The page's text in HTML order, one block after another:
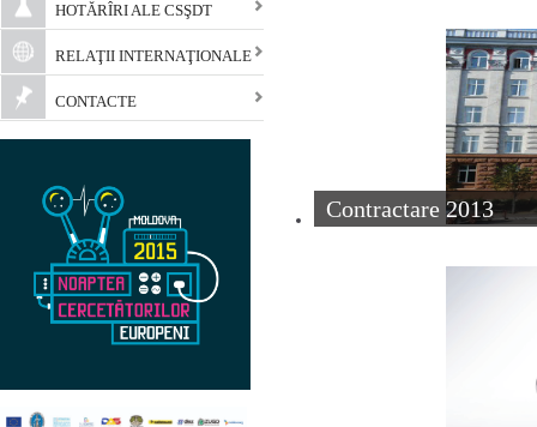
Contractare 2013
HOTĂRÎRI ALE CSŞDT
RELAŢII INTERNAŢIONALE
CONTACTE